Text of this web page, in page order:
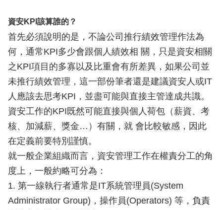
資安KPI該算誰的？
首先必須說明的是，不論公司推行績效管理作法為
何，通常KPI多少會跟個人績效相 關，只是資安相關
之KPI項目的多寡以及比重會有所差異，如果公司並
未推行績效管理，這一部份筆者還是建議資安人或IT
人應該去思考KPI，並盡可能與直接主管達成共識。
資安工作的KPI既然可能直接與個人荷包（薪資、考
核、加減薪、獎金…）有關，就 會比較敏感，因此
在定義前要特別謹慎。
就一般企業組織而言，資安管理工作在權責分工的角
度上，一般約略可分為：
1. 第一線執行者通常是IT系統管理員(System
Administrator Group)，操作員(Operators) 等，負責